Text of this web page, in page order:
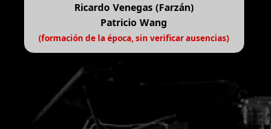
Ricardo Venegas (Farzán)
Patricio Wang
(formación de la época, sin verificar ausencias)